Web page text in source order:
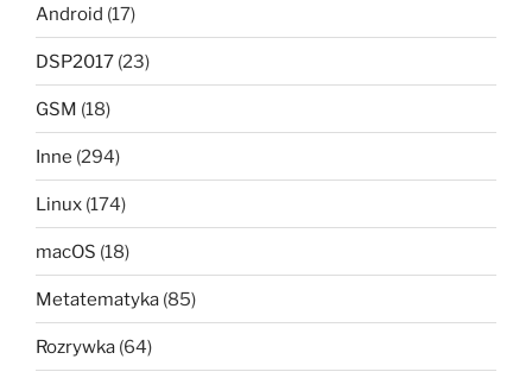
Android (17)
DSP2017 (23)
GSM (18)
Inne (294)
Linux (174)
macOS (18)
Metatematyka (85)
Rozrywka (64)